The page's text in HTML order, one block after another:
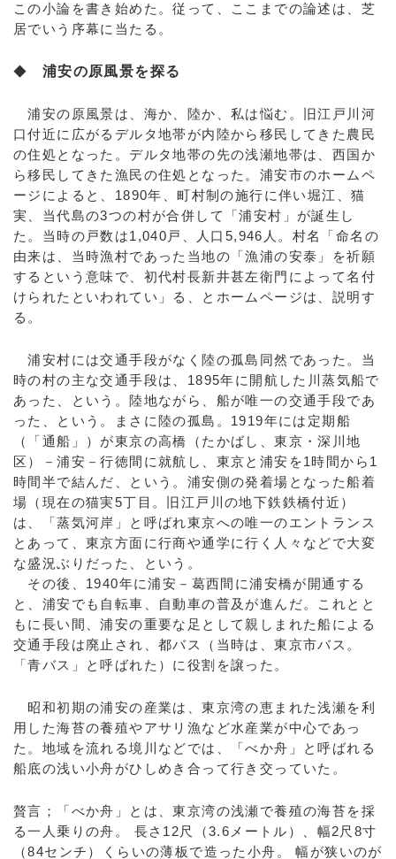
この小論を書き始めた。従って、ここまでの論述は、芝
居でいう序幕に当たる。
◆ 浦安の原風景を探る
浦安の原風景は、海か、陸か、私は悩む。旧江戸川河
口付近に広がるデルタ地帯が内陸から移民してきた農民
の住処となった。デルタ地帯の先の浅瀬地帯は、西国か
ら移民してきた漁民の住処となった。浦安市のホームペ
ージによると、1890年、町村制の施行に伴い堀江、猫
実、当代島の3つの村が合併して「浦安村」が誕生し
た。当時の戸数は1,040戸、人口5,946人。村名「命名の
由来は、当時漁村であった当地の「漁浦の安泰」を祈願
するという意味で、初代村長新井甚左衛門によって名付
けられたといわれてい」る、とホームページは、説明す
る。
浦安村には交通手段がなく陸の孤島同然であった。当
時の村の主な交通手段は、1895年に開航した川蒸気船で
あった、という。陸地ながら、船が唯一の交通手段であ
った、という。まさに陸の孤島。1919年には定期船
（「通船」）が東京の高橋（たかばし、東京・深川地
区）－浦安－行徳間に就航し、東京と浦安を1時間から1
時間半で結んだ、という。浦安側の発着場となった船着
場（現在の猫実5丁目。旧江戸川の地下鉄鉄橋付近）
は、「蒸気河岸」と呼ばれ東京への唯一のエントランス
とあって、東京方面に行商や通学に行く人々などで大変
な盛況ぶりだった、という。
その後、1940年に浦安－葛西間に浦安橋が開通する
と、浦安でも自転車、自動車の普及が進んだ。これとと
もに長い間、浦安の重要な足として親しまれた船による
交通手段は廃止され、都バス（当時は、東京市バス。
「青バス」と呼ばれた）に役割を譲った。
昭和初期の浦安の産業は、東京湾の恵まれた浅瀬を利
用した海苔の養殖やアサリ漁など水産業が中心であっ
た。地域を流れる境川などでは、「べか舟」と呼ばれる
船底の浅い小舟がひしめき合って行き交っていた。
贅言；「べか舟」とは、東京湾の浅瀬で養殖の海苔を採
る一人乗りの舟。 長さ12尺（3.6メートル）、幅2尺8寸
（84センチ）くらいの薄板で造った小舟。 幅が狭いのが